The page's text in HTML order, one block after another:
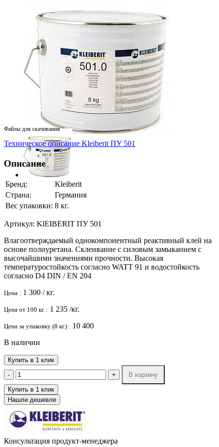
Файлы для скачивания
Техническое описание Kleiberit ПУ 501
Описание
Бренд:
Kleiberit
Страна:
Германия
Вес упаковки: 8 кг.
Артикул: KlEIBERIT ПУ 501
Влагоотверждаемый однокомпонентный реактивный клей на
основе полиуретана. Склеивание с силовым замыканием с
высочайшими значениями прочности. Высокая
температуростойкость согласно WATT 91 и водостойкость
согласно D4 DIN / EN 204
Цена : 1 300 / кг.
Цена от 100 кг. : 1 235 /кг.
Цена за упаковку (8 кг.) : 10 400
В наличии
Купить в 1 клик
-
+
В корзину
Купить в 1 клик
Нашли дешевле
Консультация продукт-менеджера